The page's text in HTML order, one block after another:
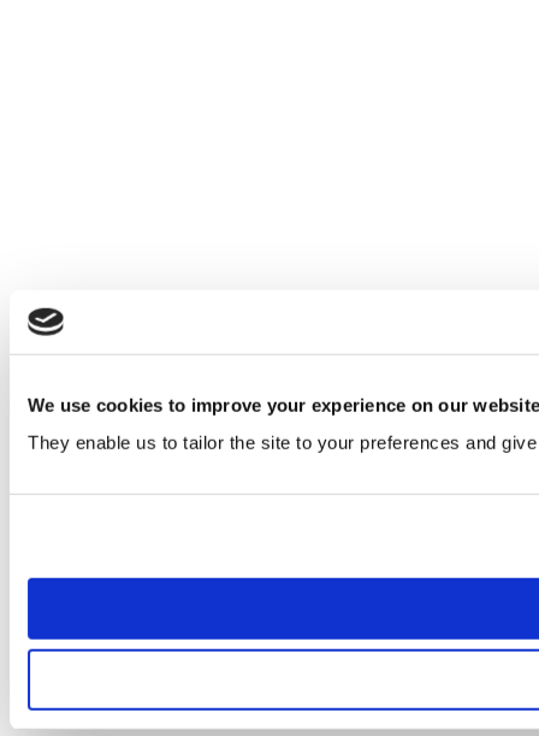
We use cookies to improve your experience on our website
They enable us to tailor the site to your preferences and